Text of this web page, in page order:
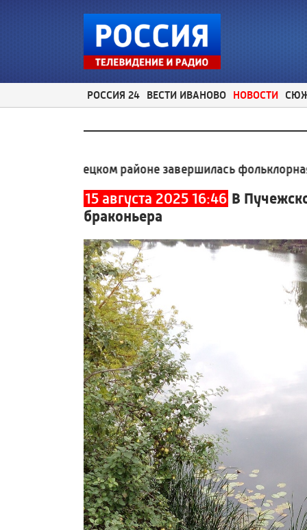
РОССИЯ 24 ВЕСТИ ИВАНОВО НОВОСТИ
районе завершилась фольклорная
15 августа 2025 16:46 В
браконьера